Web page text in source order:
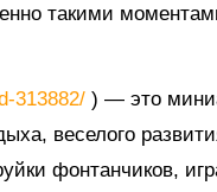
такими
313882/ ) — это
веселого
фонтанчиков,